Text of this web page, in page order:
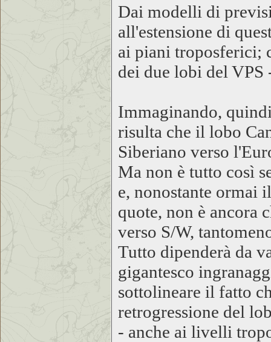
Dai modelli di
all'estensione di
ai piani troposferici;
dei due lobi del VPS
Immaginando,
risulta che il lobo
Siberiano verso
Ma non è tutto così
e, nonostante ormai
quote, non è ancora
verso S/W,
Tutto dipenderà da
gigantesco
sottolineare il fatto
retrogressione del
- anche ai livelli